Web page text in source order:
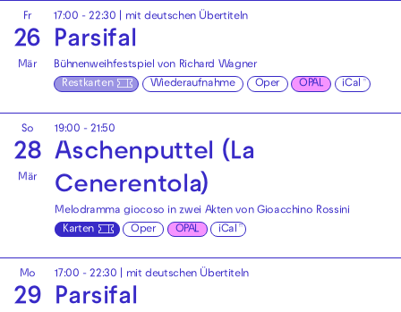
Fr
26
Mär
17:00 - 22:30 mit deutschen Übertiteln
Parsifal
Bühnenweihfestspiel von Richard Wagner
Restkarten
Wiederaufnahme Oper OPAL iCal
So
28
Mär
19:00 - 21:50
Aschenputtel (La
Cenerentola)
Melodramma giocoso in zwei Akten von Gioacchino Rossini
Karten
Oper OPAL iCal
Mo
29
17:00 - 22:30 mit deutschen Übertiteln
Parsifal